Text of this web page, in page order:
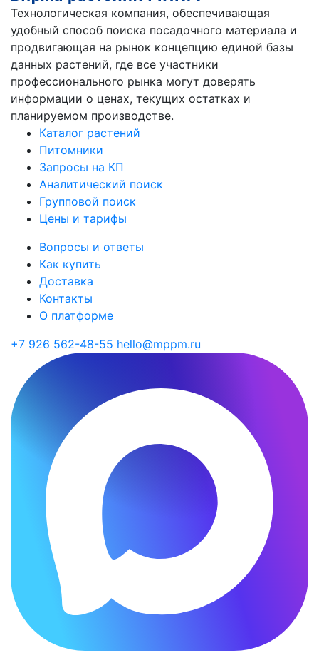
Технологическая компания, обеспечивающая
удобный способ поиска посадочного материала и
продвигающая на рынок концепцию единой базы
данных растений, где все участники
профессионального рынка могут доверять
информации о ценах, текущих остатках и
планируемом производстве.
Каталог растений
Питомники
Запросы на КП
Аналитический поиск
Групповой поиск
Цены и тарифы
Вопросы и ответы
Как купить
Доставка
Контакты
О платформе
+7 926 562-48-55 hello@mppm.ru